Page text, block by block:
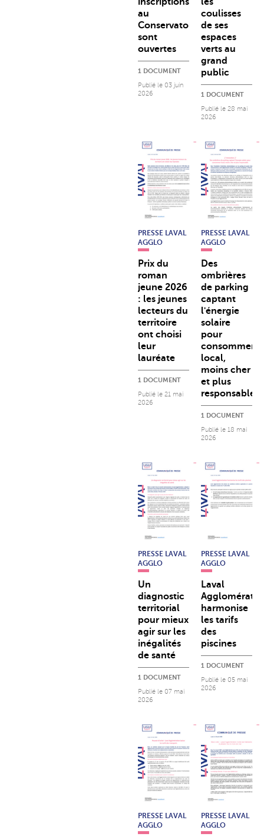
au
Conservatoire
sont
ouvertes
1 DOCUMENT
Publié le 03 juin
2026
coulisses
de ses
espaces
verts au
grand
public
1 DOCUMENT
Publié le 28 mai
2026
PRESSE LAVAL
AGGLO
Prix du
roman
jeune 2026
: les jeunes
lecteurs du
territoire
ont choisi
leur
lauréate
1 DOCUMENT
Publié le 21 mai
2026
PRESSE LAVAL
AGGLO
Des
ombrières
de parking
captant
l'énergie
solaire
pour
consommer
local,
moins cher
et plus
responsable
1 DOCUMENT
Publié le 18 mai
2026
PRESSE LAVAL
AGGLO
Un
diagnostic
territorial
pour mieux
agir sur les
inégalités
de santé
1 DOCUMENT
Publié le 07 mai
2026
PRESSE LAVAL
AGGLO
Laval
harmonise
les tarifs
des
piscines
1 DOCUMENT
Publié le 05 mai
2026
PRESSE LAVAL
AGGLO
PRESSE LAVAL
AGGLO